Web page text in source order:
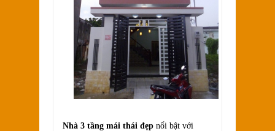
Nhà 3 tầng mái thái đẹp nổi bật với